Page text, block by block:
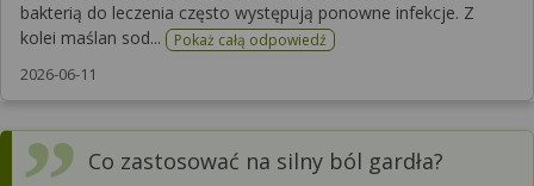
bakterią do leczenia często występują ponowne infekcje. Z
kolei maślan sod...
Pokaż całą odpowiedź
2026-06-11
Co zastosować na silny ból gardła?